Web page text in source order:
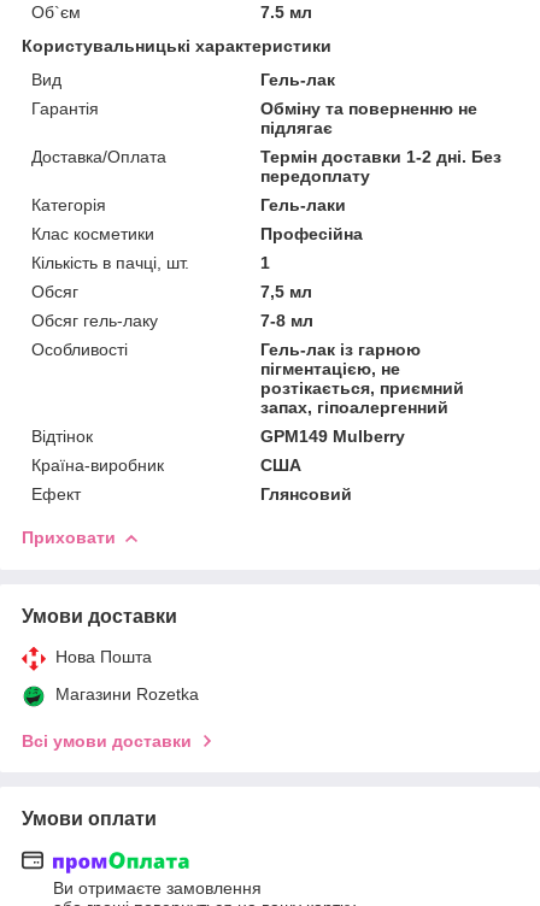
Об`єм
7.5 мл
Користувальницькі характеристики
Вид
Гель-лак
Гарантія
Обміну та поверненню не
підлягає
Доставка/Оплата
Термін доставки 1-2 дні. Без
передоплату
Категорія
Гель-лаки
Клас косметики
Професійна
Кількість в пачці, шт.
1
Обсяг
7,5 мл
Обсяг гель-лаку
7-8 мл
Особливості
Гель-лак із гарною
пігментацією, не
розтікається, приємний
запах, гіпоалергенний
Відтінок
GPM149 Mulberry
Країна-виробник
США
Ефект
Глянсовий
Приховати
Умови доставки
Нова Пошта
Магазини Rozetka
Всі умови доставки
Умови оплати
Ви отримаєте замовлення